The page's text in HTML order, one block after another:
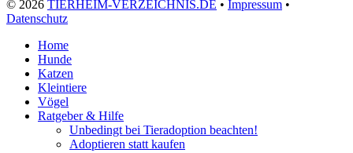
© 2026 TIERHEIM-VERZEICHNIS.DE • Impressum •
Datenschutz
Home
Hunde
Katzen
Kleintiere
Vögel
Ratgeber & Hilfe
Unbedingt bei Tieradoption beachten!
Adoptieren statt kaufen